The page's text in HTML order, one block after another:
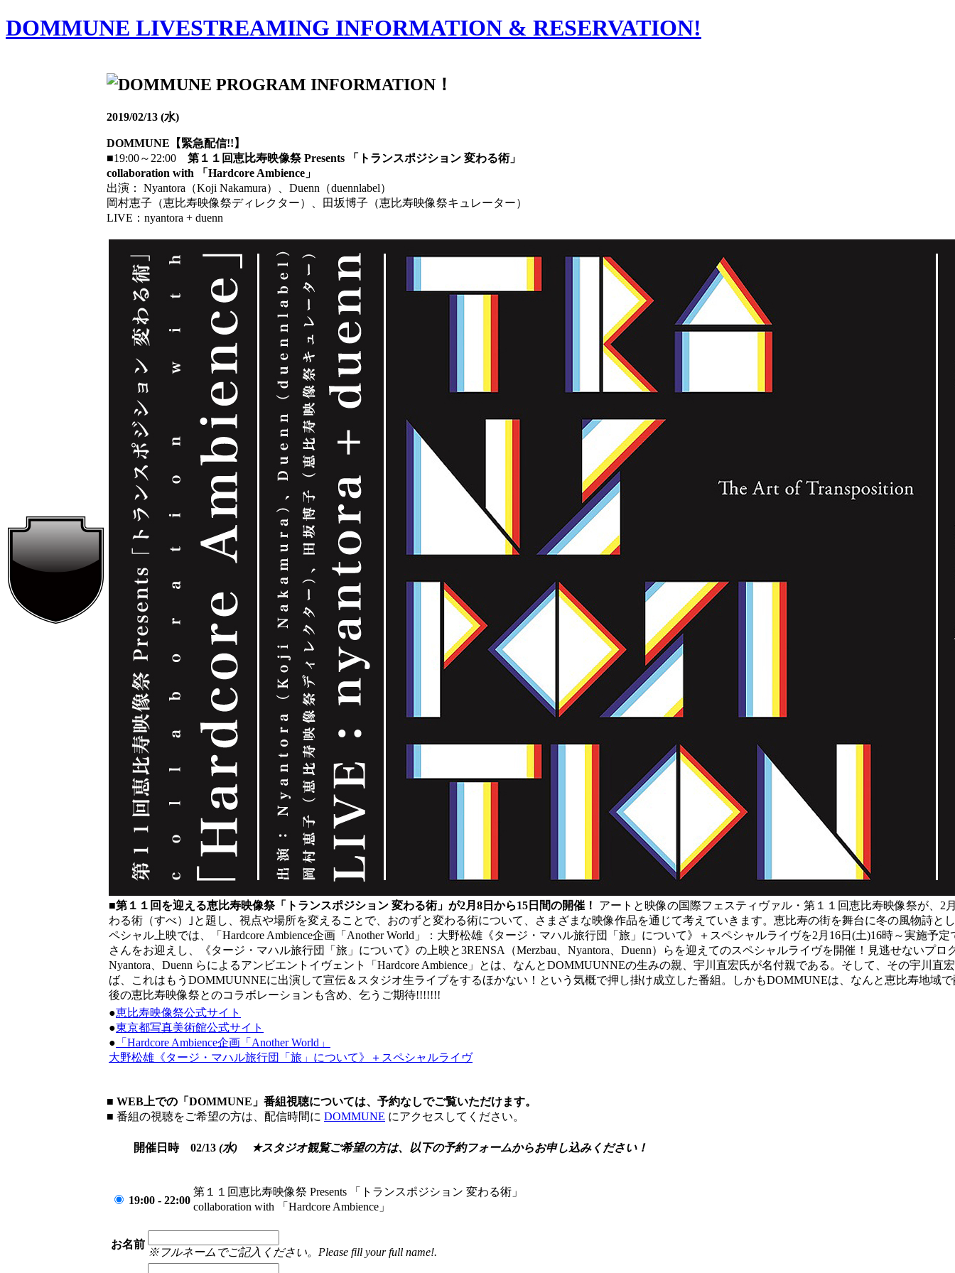
DOMMUNE LIVESTREAMING INFORMATION & RESERVATION!
2019/02/13 (水)
DOMMUNE【緊急配信!!】
■19:00～22:00 第１１回恵比寿映像祭 Presents 「トランスポジション 変わる術」
collaboration with 「Hardcore Ambience」
出演： Nyantora（Koji Nakamura）、Duenn（duennlabel）
岡村恵子（恵比寿映像祭ディレクター）、田坂博子（恵比寿映像祭キュレーター）
LIVE：nyantora + duenn
■第１１回を迎える恵比寿映像祭「トランスポジション 変わる術」が2月8日から15日間の開催！
アートと映像の国際フェスティヴァル・第１１回恵比寿映像祭が、
わる術（すべ）｣と題し、視点や場所を変えることで、おのずと変わる術について、さまざまな映像作品を通じて考えていきます。恵比寿の街を舞台に冬の風物詩
ペシャル上映では、「Hardcore Ambience企画「Another World」：大野松雄《タージ・マハル旅行団「旅」について》＋スペシャルライヴを2月16日(土)16時～実施予
さんをお迎えし、《タージ・マハル旅行団「旅」について》の上映と3RENSA（Merzbau、Nyantora、Duenn）らを迎えてのスペシャルライヴを開催！見逃せないプ
Nyantora、Duenn らによるアンビエントイヴェント「Hardcore Ambience」とは、なんとDOMMUUNNEの生みの親、宇川直宏氏が名付親である。そして、その宇川
ば、これはもうDOMMUUNNEに出演して宣伝＆スタジオ生ライブをするほかない！という気概で押し掛け成立した番組。しかもDOMMUNEは、なんと恵比寿地域
後の恵比寿映像祭とのコラボレーションも含め、乞うご期待!!!!!!!
●恵比寿映像祭公式サイト
●東京都写真美術館公式サイト
● 「Hardcore Ambience企画「Another World」
大野松雄《タージ・マハル旅行団「旅」について》＋スペシャルライヴ
■ WEB上での「DOMMUNE」番組視聴については、予約なしでご覧いただけます。
■ 番組の視聴をご希望の方は、配信時間に DOMMUNE にアクセスしてください。
開催日時 02/13 (水) ★スタジオ観覧ご希望の方は、以下の予約フォームからお申し込みください！
19:00 - 22:00
第１１回恵比寿映像祭 Presents 「トランスポジション 変わる術」
collaboration with 「Hardcore Ambience」
お名前
※フルネームでご記入ください。Please fill your full name!.